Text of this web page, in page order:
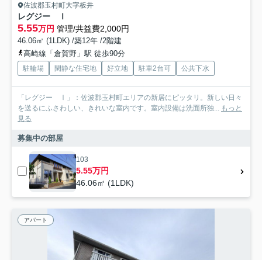
佐波郡玉村町大字板井
レグジー Ⅰ
5.55万円 管理/共益費2,000円
46.06㎡ (1LDK) /築12年 /2階建
高崎線「倉賀野」駅 徒歩90分
駐輪場 閑静な住宅地 好立地 駐車2台可 公共下水
「レグジー Ⅰ」：佐波郡玉村町エリアの新居にピッタリ。新しい日々
を送るにふさわしい、きれいな室内です。室内設備は洗面所独...
もっと
見る
募集中の部屋
103
5.55万円
46.06㎡ (1LDK)
アパート